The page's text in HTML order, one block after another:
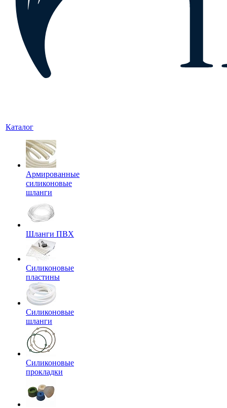
Каталог
Армированные
силиконовые
шланги
Шланги ПВХ
Силиконовые
пластины
Силиконовые
шланги
Силиконовые
прокладки